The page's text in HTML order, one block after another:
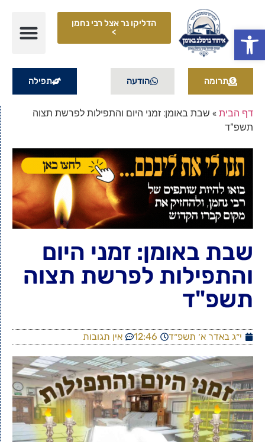
פתח סרגל נגישות
הדליקו נר אצל רבי נחמן
>
תרומה הודעה תפילה
דף הבית» שבת באומן: זמני היום והתפילות לפרשת תצוה
תשפ"ד
שבת באומן: זמני היום
והתפילות לפרשת תצוה
תשפ"ד
י״ג באדר א׳ תשפ״ד 12:46 אין תגובות